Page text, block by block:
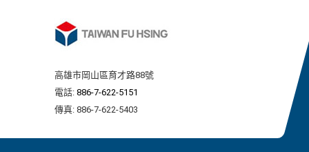
高雄市岡山區育才路88號
電話: 886-7-622-5151
傳真: 886-7-622-5403